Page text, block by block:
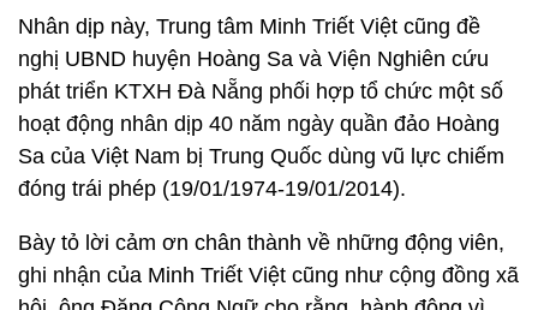
Nhân dịp này, Trung tâm Minh Triết Việt cũng đề
nghị UBND huyện Hoàng Sa và Viện Nghiên cứu
phát triển KTXH Đà Nẵng phối hợp tổ chức một số
hoạt động nhân dịp 40 năm ngày quần đảo Hoàng
Sa của Việt Nam bị Trung Quốc dùng vũ lực chiếm
đóng trái phép (19/01/1974-19/01/2014).
Bày tỏ lời cảm ơn chân thành về những động viên,
ghi nhận của Minh Triết Việt cũng như cộng đồng xã